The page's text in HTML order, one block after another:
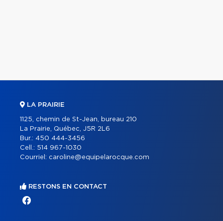
LA PRAIRIE
1125, chemin de St-Jean, bureau 210
La Prairie, Québec, J5R 2L6
Bur.: 450 444-3456
Cell.: 514 967-1030
Courriel: caroline@equipelarocque.com
RESTONS EN CONTACT